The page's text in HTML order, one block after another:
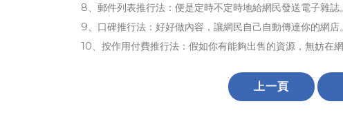
8、郵件列表推行法：便是定時不定時地給網民發送電子雜誌。
9、口碑推行法：好好做內容，讓網民自己自動傳達你的網店。
10、按作用付費推行法：假如你有能夠出售的資源，無妨在
上一頁